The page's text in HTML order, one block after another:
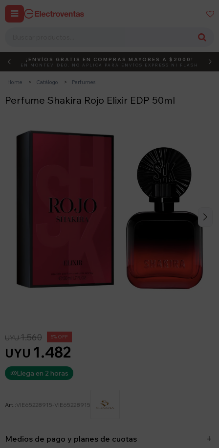
 
DEBUT ACTIVÁ EL CÓDIGO
¡ENVÍOS GRATIS EN COMPRAS MAYORES A $2000!
EN MONTEVIDEO, NO APLICA PARA ENVÍOS EXPRESS NI FLASH
Home Catálogo Perfumes
Perfume Shakira Rojo Elixir EDP 50ml
UYU 1.482
UYU1.560 5
Llega en 2 horas
VIE65228915-VIE65228915
Medios de pago y planes de cuotas